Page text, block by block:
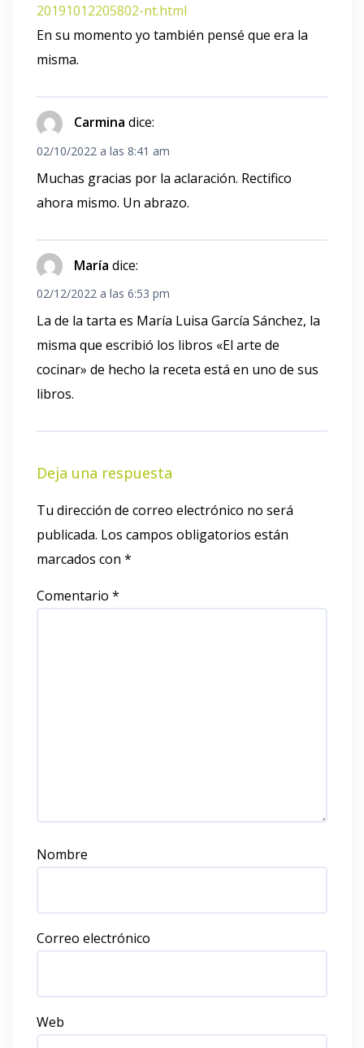
20191012205802-nt.html
En su momento yo también pensé que era la
misma.
Carmina dice:
02/10/2022 a las 8:41 am
Muchas gracias por la aclaración. Rectifico
ahora mismo. Un abrazo.
María dice:
02/12/2022 a las 6:53 pm
La de la tarta es María Luisa García Sánchez, la
misma que escribió los libros «El arte de
cocinar» de hecho la receta está en uno de sus
libros.
Deja una respuesta
Tu dirección de correo electrónico no será
publicada. Los campos obligatorios están
marcados con *
Comentario *
Nombre
Correo electrónico
Web